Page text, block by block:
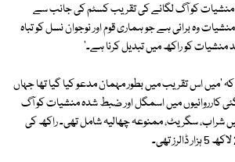
کو آگ لگانے کی تقریب کسٹم کی جانب سے
وہ برائی ہے جو ہماری قوم اور نوجوان نسل کو تباہ
منشیات کو راکھ میں تبدیل کرنا ہے۔'
'میں اس تقریب میں بطور مہمان مدعو کیا گیا تھا جہاں
کارروائیوں میں اسمگل اور ضبط شدہ منشیات کو آگ
شراب، سگریٹ، ممنوعہ چھالیہ شامل تھی۔ راکھ کی